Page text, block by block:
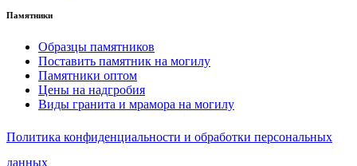
Памятники
Образцы памятников
Поставить памятник на могилу
Памятники оптом
Цены на надгробия
Виды гранита и мрамора на могилу
Политика конфиденциальности и обработки персональных
данных